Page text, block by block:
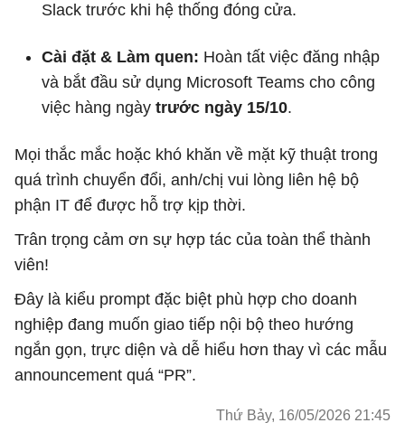
Slack trước khi hệ thống đóng cửa.
Cài đặt & Làm quen: Hoàn tất việc đăng nhập
và bắt đầu sử dụng Microsoft Teams cho công
việc hàng ngày trước ngày 15/10.
Mọi thắc mắc hoặc khó khăn về mặt kỹ thuật trong
quá trình chuyển đổi, anh/chị vui lòng liên hệ bộ
phận IT để được hỗ trợ kịp thời.
Trân trọng cảm ơn sự hợp tác của toàn thể thành
viên!
Đây là kiểu prompt đặc biệt phù hợp cho doanh
nghiệp đang muốn giao tiếp nội bộ theo hướng
ngắn gọn, trực diện và dễ hiểu hơn thay vì các mẫu
announcement quá “PR”.
Thứ Bảy, 16/05/2026 21:45